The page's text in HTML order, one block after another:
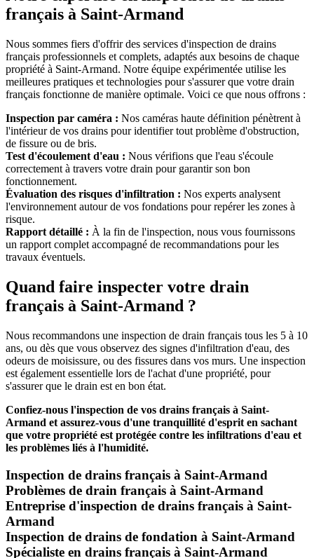
français à Saint-Armand
Nous sommes fiers d'offrir des services d'inspection de drains
français professionnels et complets, adaptés aux besoins de chaque
propriété à Saint-Armand. Notre équipe expérimentée utilise les
meilleures pratiques et technologies pour s'assurer que votre drain
français fonctionne de manière optimale. Voici ce que nous offrons :
Inspection par caméra : Nos caméras haute définition pénètrent à
l'intérieur de vos drains pour identifier tout problème d'obstruction,
de fissure ou de bris.
Test d'écoulement d'eau : Nous vérifions que l'eau s'écoule
correctement à travers votre drain pour garantir son bon
fonctionnement.
Évaluation des risques d'infiltration : Nos experts analysent
l'environnement autour de vos fondations pour repérer les zones à
risque.
Rapport détaillé : À la fin de l'inspection, nous vous fournissons
un rapport complet accompagné de recommandations pour les
travaux éventuels.
Quand faire inspecter votre drain
français à Saint-Armand ?
Nous recommandons une inspection de drain français tous les 5 à 10
ans, ou dès que vous observez des signes d'infiltration d'eau, des
odeurs de moisissure, ou des fissures dans vos murs. Une inspection
est également essentielle lors de l'achat d'une propriété, pour
s'assurer que le drain est en bon état.
Confiez-nous l'inspection de vos drains français à Saint-
Armand et assurez-vous d'une tranquillité d'esprit en sachant
que votre propriété est protégée contre les infiltrations d'eau et
les problèmes liés à l'humidité.
Inspection de drains français à Saint-Armand
Problèmes de drain français à Saint-Armand
Entreprise d'inspection de drains français à Saint-
Armand
Inspection de drains de fondation à Saint-Armand
Spécialiste en drains français à Saint-Armand